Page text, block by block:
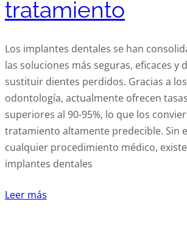
tratamiento
Los implantes dentales se han
las soluciones más seguras, eficaces y
sustituir dientes perdidos. Gracias a
odontología, actualmente ofrecen
superiores al 90-95%, lo que los
tratamiento altamente predecible. Sin
cualquier procedimiento médico,
implantes dentales
Leer más